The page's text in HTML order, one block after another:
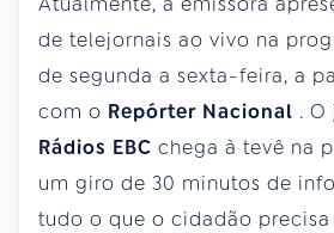
de telejornais ao vivo na
de segunda a sexta-feira, a
com o Repórter Nacional .
Rádios EBC chega à tevê na
um giro de 30 minutos de
tudo o que o cidadão precisa